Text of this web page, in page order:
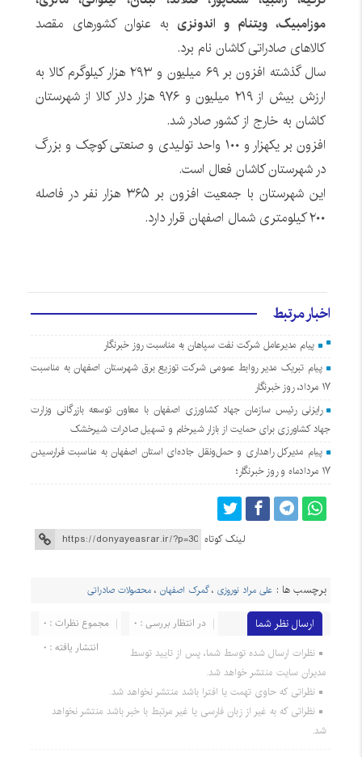
موزامبیک، ویتنام و اندونزی به عنوان کشورهای مقصد
کالاهای صادراتی کاشان نام برد.
سال گذشته افزون بر ۶۹ میلیون و ۲۹۳ هزار کیلوگرم کالا به
ارزش بیش از ۲۱۹ میلیون و ۹۷۶ هزار دلار کالا از شهرستان
کاشان به خارج از کشور صادر شد.
افزون بر یکهزار و ۱۰۰ واحد تولیدی و صنعتی کوچک و بزرگ
در شهرستان کاشان فعال است.
این شهرستان با جمعیت افزون بر ۳۶۵ هزار نفر در فاصله
۲۰۰ کیلومتری شمال اصفهان قرار دارد.
اخبار مرتبط
پیام مدیرعامل شرکت نفت سپاهان به مناسبت روز خبرنگار
پیام تبریک مدیر روابط عمومی شرکت توزیع برق شهرستان اصفهان به مناسبت
۱۷ مرداد، روز خبرنگار
رایزنی رئیس سازمان جهاد کشاورزی اصفهان با معاون توسعه بازرگانی وزارت
جهاد کشاورزی برای حمایت از بازار شیرخام و تسهیل صادرات شیرخشک
پیام مدیرکل راهداری و حمل‌ونقل جاده‌ای استان اصفهان به مناسبت فرارسیدن
۱۷ مردادماه و روز خبرنگار؛
لینک کوتاه
برچسب ها : علی مراد نوروزی ،گمرک اصفهان ،محصولات صادراتی
ارسال نظر شما مجموع نظرات : 0
در انتظار بررسی : 0
انتشار یافته : 0
نظرات ارسال شده توسط شما، پس از تایید توسط
مدیران سایت منتشر خواهد شد.
نظراتی که حاوی تهمت یا افترا باشد منتشر نخواهد شد.
نظراتی که به غیر از زبان فارسی یا غیر مرتبط با خبر باشد منتشر نخواهد
شد.